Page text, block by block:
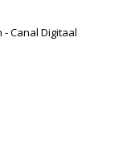
Canal Digitaal